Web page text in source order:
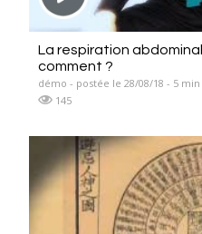
La respiration
comment ?
démo - postée le 28/08/18 - 5 min
145